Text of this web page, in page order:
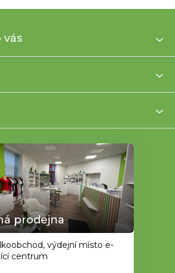
prodejna
výdejní místo e-
centrum